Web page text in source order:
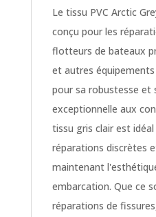
Le tissu PVC Arctic
conçu pour les
flotteurs de bateaux
et autres
pour sa robustesse et
exceptionnelle aux
tissu gris clair est
réparations discrètes
maintenant
embarcation. Que ce
réparations de